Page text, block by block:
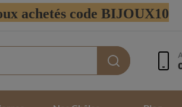
achetés code BIJOUX10